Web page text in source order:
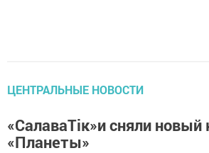
ЦЕНТРАЛЬНЫЕ НОВОСТИ
«СалаваТік»и сняли
«Планеты»